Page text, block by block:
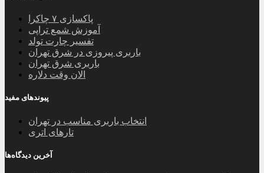
پاکسازی ۷ چاکرا
آموزش شمع تراپی
تفسیر چارت تولد
باربری پیروزی در شرق تهران
باربری شرق تهران
الان وقت دلاره
پیوندهای مفید
انتخاب باربری مناسب در تهران
تارهای اتری
آخرین دیدگاه‌ها